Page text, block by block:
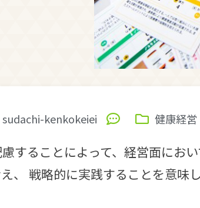
sudachi-kenkokeiei 健康経営
することによって、経営面にお
、 戦略的に実践することを意味